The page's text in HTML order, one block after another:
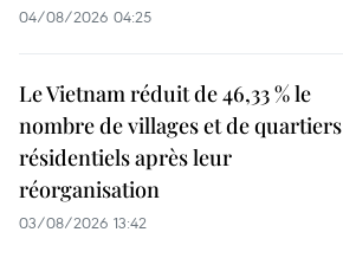
04/08/2026 04:25
Le Vietnam réduit de 46,33 % le
nombre de villages et de quartiers
résidentiels après leur
réorganisation
03/08/2026 13:42